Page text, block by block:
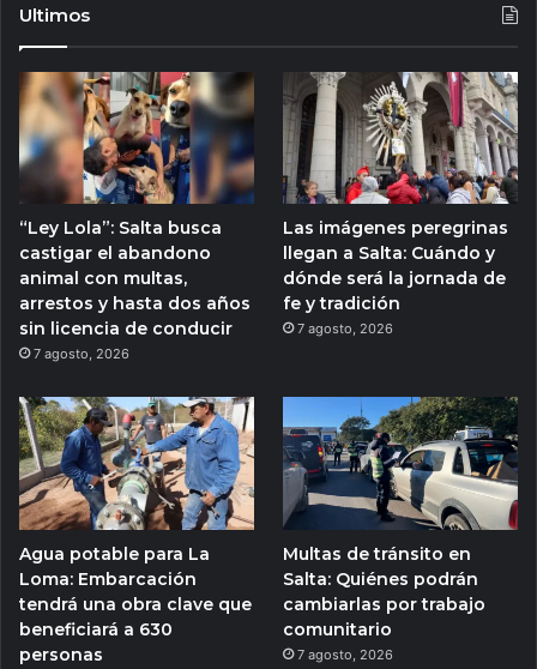
Ultimos
“Ley Lola”: Salta busca
castigar el abandono
animal con multas,
arrestos y hasta dos años
sin licencia de conducir
7 agosto, 2026
Las imágenes peregrinas
llegan a Salta: Cuándo y
dónde será la jornada de
fe y tradición
7 agosto, 2026
Agua potable para La
Loma: Embarcación
tendrá una obra clave que
beneficiará a 630
personas
Multas de tránsito en
Salta: Quiénes podrán
cambiarlas por trabajo
comunitario
7 agosto, 2026